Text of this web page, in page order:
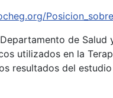
de
utilizados en la
resultados del